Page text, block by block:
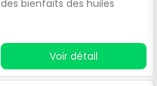
des bienfaits des huiles
action purifiante et
stimulante, Aromaya He
Lemon 10m.
Voir détail